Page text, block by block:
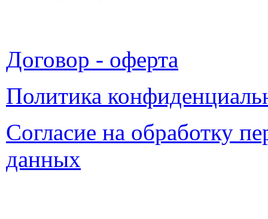
Договор - оферта
Политика
Согласие на обработку
данных